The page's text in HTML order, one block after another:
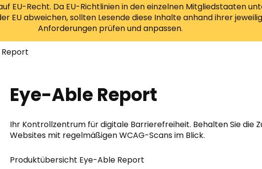
EU-Recht. Da EU-Richtlinien in den einzelnen Mitgliedstaaten
EU abweichen, sollten Lesende diese Inhalte anhand ihrer
Anforderungen prüfen und anpassen.
Eye-Able Report
Ihr Kontrollzentrum für digitale Barrierefreiheit. Behalten Sie die
Websites mit regelmäßigen WCAG-Scans im Blick.
Produktübersicht Eye-Able Report